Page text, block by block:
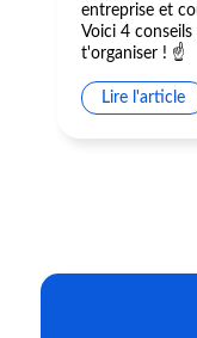
entreprise et
Voici 4
t'organiser ! ☝️
Lire l'article